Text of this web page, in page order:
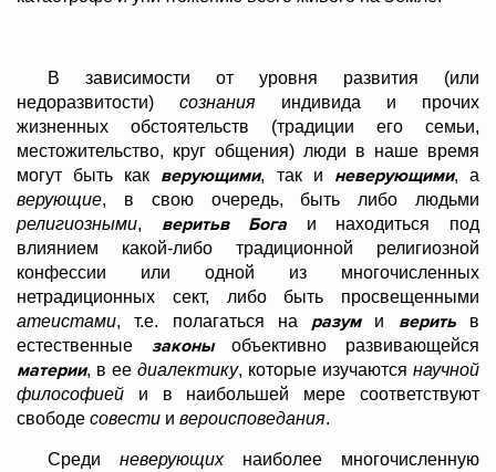
В зависимости от уровня развития (или
недоразвитости) сознания индивида и прочих
жизненных обстоятельств (традиции его семьи,
местожительство, круг общения) люди в наше время
могут быть как верующими, так и неверующими, а
верующие, в свою очередь, быть либо людьми
религиозными, веритьв Бога и находиться под
влиянием какой-либо традиционной религиозной
конфессии или одной из многочисленных
нетрадиционных сект, либо быть просвещенными
атеистами, т.е. полагаться наразум и верить
в
естественные законыобъективно развивающейся
материи, в ее диалектику, которые изучаются научной
философией и в наибольшей мере соответствуют
свободе совести и вероисповедания.
Срединеверующихнаиболее многочисленную